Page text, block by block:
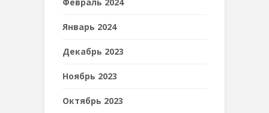
Январь 2024
Декабрь 2023
Ноябрь 2023
Октябрь 2023